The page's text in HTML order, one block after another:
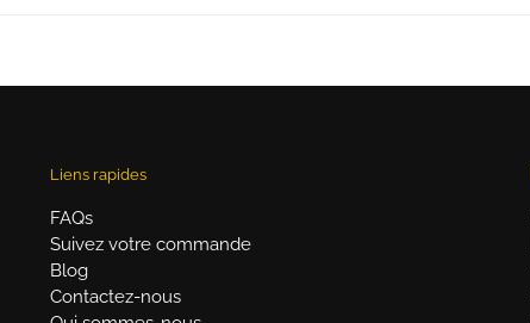
Liens rapides
FAQs
Suivez votre commande
Blog
Contactez-nous